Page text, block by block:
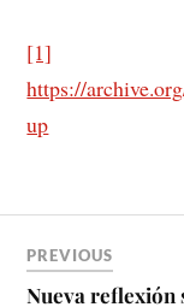
[1]
https://
up
PREVIOUS
Nueva reflexión